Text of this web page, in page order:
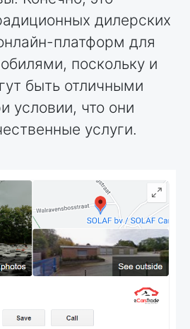
дилерских
платформ для
поскольку и
быть отличными
условии, что они
услуги.